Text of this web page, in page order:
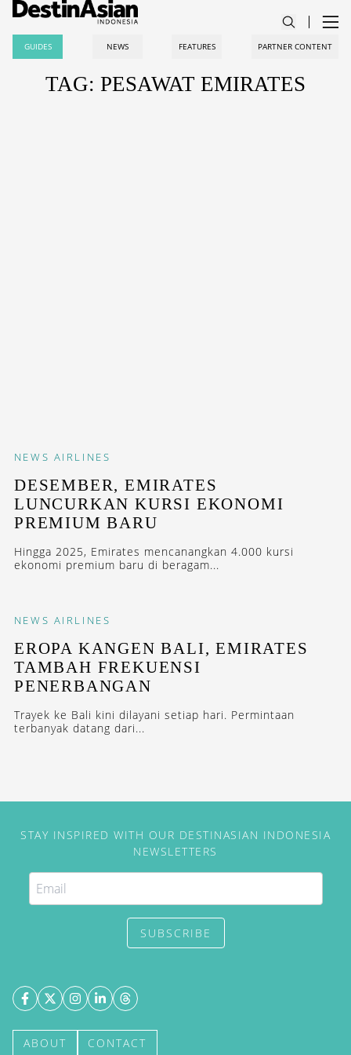
GUIDES NEWS FEATURES PARTNER CONTENT
TAG: PESAWAT EMIRATES
NEWS AIRLINES
DESEMBER, EMIRATES
LUNCURKAN KURSI EKONOMI
PREMIUM BARU
Hingga 2025, Emirates mencanangkan 4.000 kursi
ekonomi premium baru di beragam...
NEWS AIRLINES
EROPA KANGEN BALI, EMIRATES
TAMBAH FREKUENSI
PENERBANGAN
Trayek ke Bali kini dilayani setiap hari. Permintaan
terbanyak datang dari...
STAY INSPIRED WITH OUR DESTINASIAN INDONESIA
NEWSLETTERS
SUBSCRIBE
ABOUT CONTACT